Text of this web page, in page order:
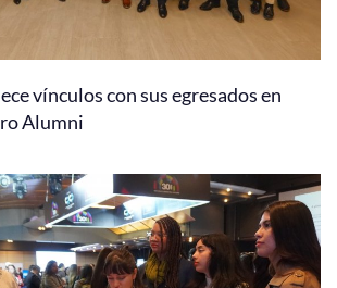
vínculos con sus egresados en
Alumni